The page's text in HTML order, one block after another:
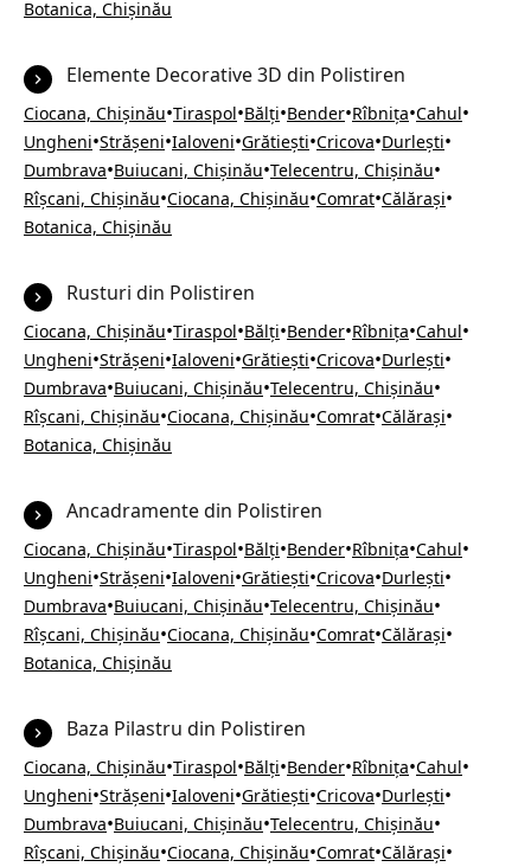
Botanica, Chișinău
Elemente Decorative 3D din Polistiren
Ciocana, Chișinău•Tiraspol•Bălți•Bender•Rîbnița•Cahul•
Ungheni•Strășeni•Ialoveni•Grătiești•Cricova•Durlești•
Dumbrava•Buiucani, Chișinău•Telecentru, Chișinău•
Rîșcani, Chișinău•Ciocana, Chișinău•Comrat•Călărași•
Botanica, Chișinău
Rusturi din Polistiren
Ciocana, Chișinău•Tiraspol•Bălți•Bender•Rîbnița•Cahul•
Ungheni•Strășeni•Ialoveni•Grătiești•Cricova•Durlești•
Dumbrava•Buiucani, Chișinău•Telecentru, Chișinău•
Rîșcani, Chișinău•Ciocana, Chișinău•Comrat•Călărași•
Botanica, Chișinău
Ancadramente din Polistiren
Ciocana, Chișinău•Tiraspol•Bălți•Bender•Rîbnița•Cahul•
Ungheni•Strășeni•Ialoveni•Grătiești•Cricova•Durlești•
Dumbrava•Buiucani, Chișinău•Telecentru, Chișinău•
Rîșcani, Chișinău•Ciocana, Chișinău•Comrat•Călărași•
Botanica, Chișinău
Baza Pilastru din Polistiren
Ciocana, Chișinău•Tiraspol•Bălți•Bender•Rîbnița•Cahul•
Ungheni•Strășeni•Ialoveni•Grătiești•Cricova•Durlești•
Dumbrava•Buiucani, Chișinău•Telecentru, Chișinău•
Rîșcani, Chișinău•Ciocana, Chișinău•Comrat•Călărași•